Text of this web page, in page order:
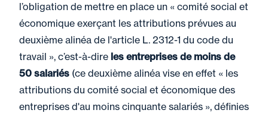
l’obligation de mettre en place un « comité social et
économique exerçant les attributions prévues au
deuxième alinéa de l'article L. 2312-1 du code du
travail », c’est-à-dire les entreprises de moins de
50 salariés (ce deuxième alinéa vise en effet « les
attributions du comité social et économique des
entreprises d'au moins cinquante salariés », définies